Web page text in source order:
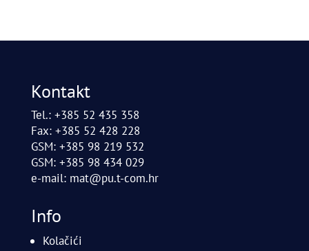
Kontakt
Tel.: +385 52 435 358
Fax: +385 52 428 228
GSM: +385 98 219 532
GSM: +385 98 434 029
e-mail: mat@pu.t-com.hr
Info
Kolačići